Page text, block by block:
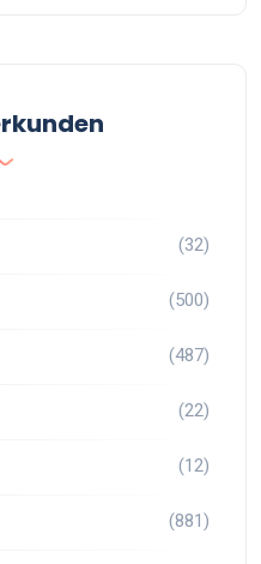
(32)
(500)
(487)
(22)
(12)
(881)